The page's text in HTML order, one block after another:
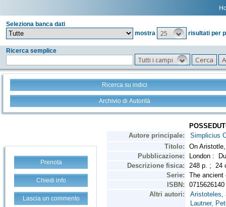
Seleziona banca dati
mostra
25 risultati per
Ricerca semplice
Tutti i campi
Ricerca su indici
Archivio di Autorità
Prenota
Chiedi info
Lascia un commento